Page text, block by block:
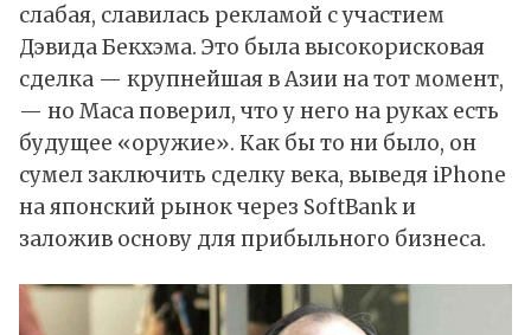
слабая, славилась рекламой с участием
Дэвида Бекхэма. Это была высокорисковая
сделка — крупнейшая в Азии на тот момент,
— но Маса поверил, что у него на руках есть
будущее «оружие». Как бы то ни было, он
сумел заключить сделку века, выведя iPhone
на японский рынок через SoftBank и
заложив основу для прибыльного бизнеса.